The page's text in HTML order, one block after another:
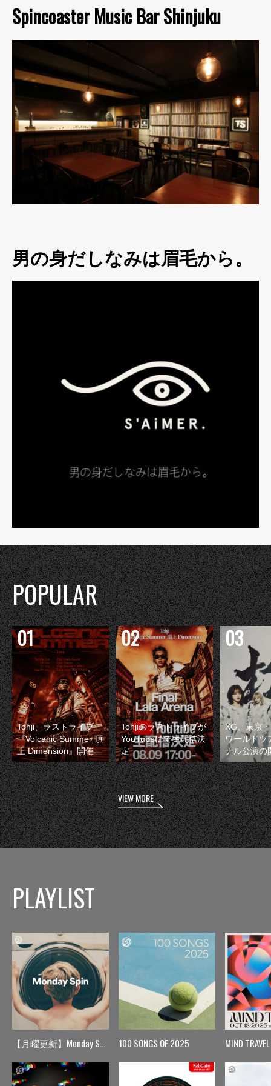
Spincoaster Music Bar Shinjuku
男の身だしなみは眉毛から。
POPULAR
Tohji、ラストライブ
『Volcanic Summer 頂
上 Dimension』開催
Tohjiのラストライブが
YouTubeにて生配信決
定
XG、東京
ワールドツ
ナル公演の
VIEW MORE
PLAYLIST
【月曜更新】Monday Spin 100 SONGS OF 2025 MIND TRAVEL